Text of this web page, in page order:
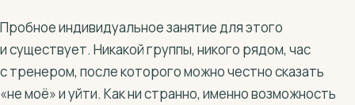
Пробное индивидуальное занятие для этого
и существует. Никакой группы, никого рядом, час
с тренером, после которого можно честно сказать
«не моё» и уйти. Как ни странно, именно возможность